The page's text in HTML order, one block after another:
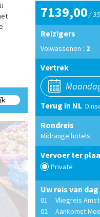
7139,00/
Reizigers
Volwassenen : 2
Vertrek
Terug in NL
Rondreis
Midrange hotels
Vervoer ter
Private
Uw reis van
01
Vliegreis
02
Aankomst